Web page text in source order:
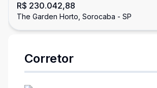
Garden Horto - Sorocaba/SP
R$ 230.042,88
The Garden Horto, Sorocaba - SP
Corretor